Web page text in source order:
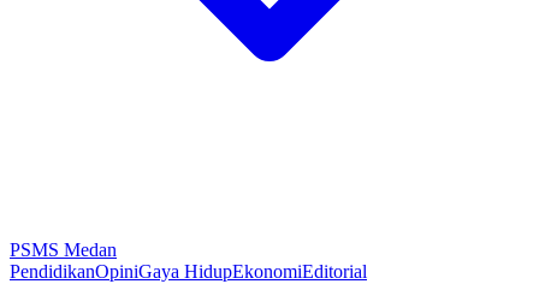
PSMS Medan
PendidikanOpiniGaya HidupEkonomiEditorial